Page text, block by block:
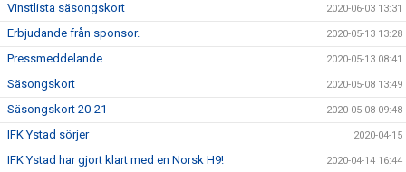
Vinstlista säsongskort 2020-06-03 13:31
Erbjudande från sponsor. 2020-05-13 13:28
Pressmeddelande 2020-05-13 08:41
Säsongskort 2020-05-08 13:49
Säsongskort 20-21 2020-05-08 09:48
IFK Ystad sörjer 2020-04-15
IFK Ystad har gjort klart med en Norsk H9! 2020-04-14 16:44